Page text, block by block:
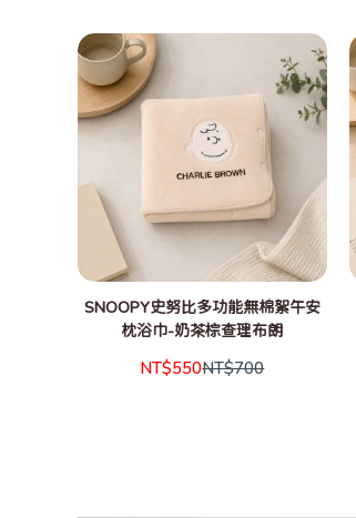
SNOOPY史努比多功能無棉絮午安
枕浴巾-奶茶棕查理布朗
NT$550NT$700